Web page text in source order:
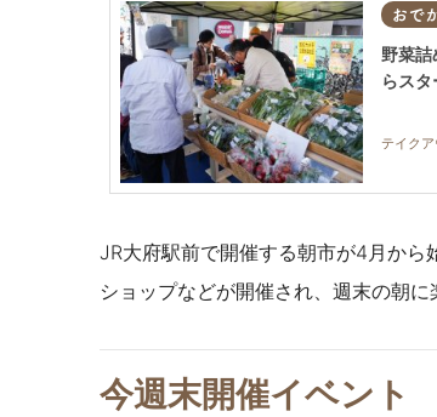
おで
野菜
らス
JR大府駅前で開催する朝市が4月から
ショップなどが開催され、週末の朝に
今週末開催イベント